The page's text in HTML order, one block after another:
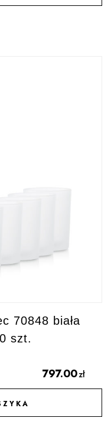
70848 biała
szt.
797.00zł